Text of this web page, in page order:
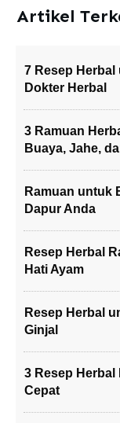
Artikel
7 Resep Herbal
Dokter Herbal
3 Ramuan
Buaya, Jahe,
Ramuan untuk
Dapur Anda
Resep Herbal
Hati Ayam
Resep Herbal
Ginjal
3 Resep Herbal
Cepat